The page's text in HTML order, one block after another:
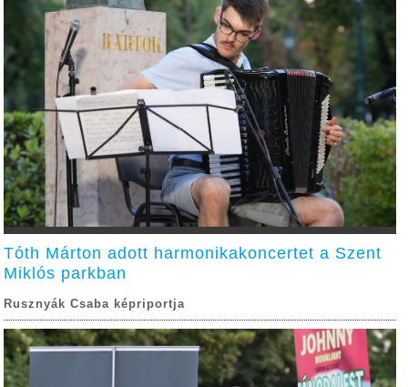
Tóth Márton adott harmonikakoncertet a Szent
Miklós parkban
Rusznyák Csaba képriportja